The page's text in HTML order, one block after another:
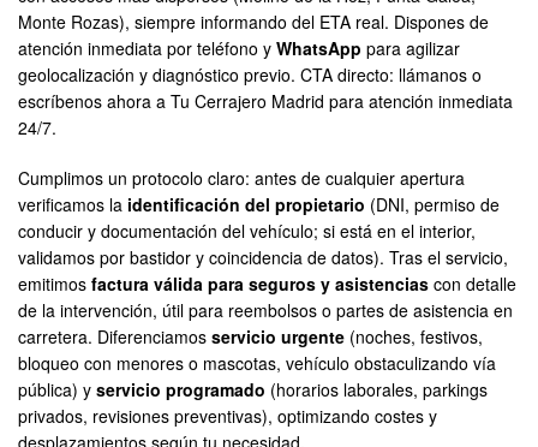
Monte Rozas), siempre informando del ETA real. Dispones de
atención inmediata por teléfono y WhatsApp para agilizar
geolocalización y diagnóstico previo. CTA directo: llámanos o
escríbenos ahora a Tu Cerrajero Madrid para atención inmediata
24/7.
Cumplimos un protocolo claro: antes de cualquier apertura
verificamos la identificación del propietario (DNI, permiso de
conducir y documentación del vehículo; si está en el interior,
validamos por bastidor y coincidencia de datos). Tras el servicio,
emitimos factura válida para seguros y asistencias con detalle
de la intervención, útil para reembolsos o partes de asistencia en
carretera. Diferenciamos servicio urgente (noches, festivos,
bloqueo con menores o mascotas, vehículo obstaculizando vía
pública) y servicio programado (horarios laborales, parkings
privados, revisiones preventivas), optimizando costes y